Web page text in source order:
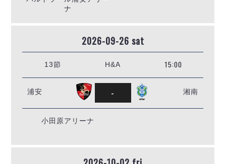
ナ
2026-09-26 sat
13節 H&A 15:00
浦安 - 湘南
小田原アリーナ